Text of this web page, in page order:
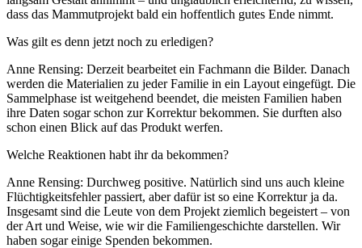
dass das Mammutprojekt bald ein hoffentlich gutes Ende nimmt.
Was gilt es denn jetzt noch zu erledigen?
Anne Rensing: Derzeit bearbeitet ein Fachmann die Bilder. Danach
werden die Materialien zu jeder Familie in ein Layout eingefügt. Die
Sammelphase ist weitgehend beendet, die meisten Familien haben
ihre Daten sogar schon zur Korrektur bekommen. Sie durften also
schon einen Blick auf das Produkt werfen.
Welche Reaktionen habt ihr da bekommen?
Anne Rensing: Durchweg positive. Natürlich sind uns auch kleine
Flüchtigkeitsfehler passiert, aber dafür ist so eine Korrektur ja da.
Insgesamt sind die Leute von dem Projekt ziemlich begeistert – von
der Art und Weise, wie wir die Familiengeschichte darstellen. Wir
haben sogar einige Spenden bekommen.